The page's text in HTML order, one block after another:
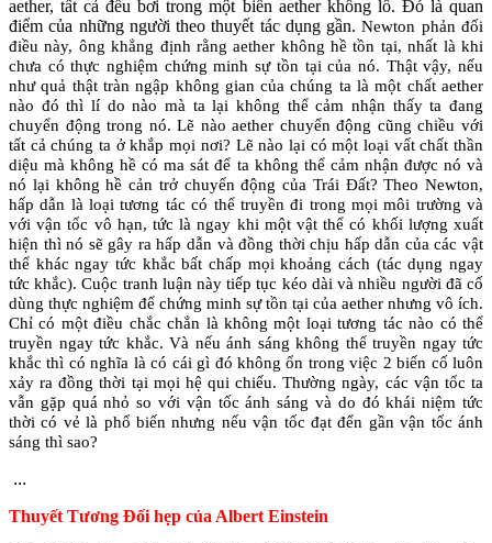
aether, tất cả đều bơi trong một biển aether khổng lồ. Đó là quan
điểm của những người theo thuyết tác dụng gần.Newton phản đối
điều này, ông khẳng định rằng aether không hề tồn tại, nhất là khi
chưa có thực nghiệm chứng minh sự tồn tại của nó. Thật vậy, nếu
như quả thật tràn ngập không gian của chúng ta là một chất aether
nào đó thì lí do nào mà ta lại không thể cảm nhận thấy ta đang
chuyển động trong nó. Lẽ nào aether chuyển động cũng chiều với
tất cả chúng ta ở khắp mọi nơi? Lẽ nào lại có một loại vất chất thần
diệu mà không hề có ma sát để ta không thể cảm nhận được nó và
nó lại không hề cản trở chuyển động của Trái Đất? Theo Newton,
hấp dẫn là loại tương tác có thể truyền đi trong mọi môi trường và
với vận tốc vô hạn, tức là ngay khi một vật thể có khối lượng xuất
hiện thì nó sẽ gây ra hấp dẫn và đồng thời chịu hấp dẫn của các vật
thể khác ngay tức khắc bất chấp mọi khoảng cách (tác dụng ngay
tức khắc). Cuộc tranh luận này tiếp tục kéo dài và nhiều người đã cố
dùng thực nghiệm để chứng minh sự tồn tại của aether nhưng vô ích.
Chỉ có một điều chắc chắn là không một loại tương tác nào có thể
truyền ngay tức khắc. Và nếu ánh sáng không thể truyền ngay tức
khắc thì có nghĩa là có cái gì đó không ổn trong việc 2 biến cố luôn
xảy ra đồng thời tại mọi hệ qui chiếu. Thường ngày, các vận tốc ta
vẫn gặp quá nhỏ so với vận tốc ánh sáng và do đó khái niệm tức
thời có vẻ là phổ biến nhưng nếu vận tốc đạt đến gần vận tốc ánh
sáng thì sao?
...
Thuyết Tương Đối hẹp của Albert Einstein